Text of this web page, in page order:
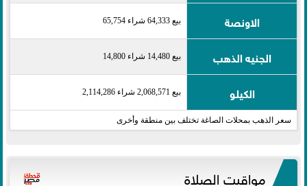
الاونصة بيع 64,333 شراء 65,754
الجنيه الذهب بيع 14,480 شراء 14,800
الكيلو بيع 2,068,571 شراء 2,114,286
سعر الذهب بمحلات الصاغة تختلف بين منطقة وأخرى
مواقيت الصلاة